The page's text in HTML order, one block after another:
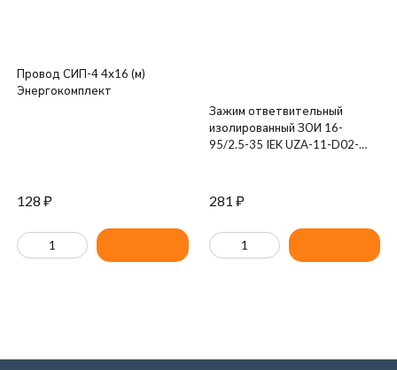
Провод СИП-4 4х16 (м)
Энергокомплект
128 ₽
Зажим ответвительный
изолированный ЗОИ 16-
95/2.5-35 IEK UZA-11-D02-
281 ₽